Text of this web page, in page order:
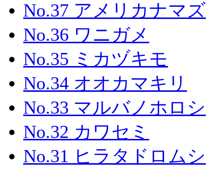
No.37 アメリカナマズ
No.36 ワニガメ
No.35 ミカヅキモ
No.34 オオカマキリ
No.33 マルバノホロシ
No.32 カワセミ
No.31 ヒラタドロムシ